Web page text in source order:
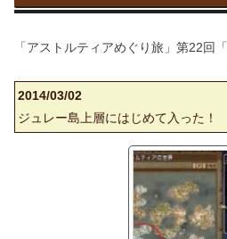
「アストルティアめぐり旅」第22回「
2014/03/02
ジュレー島上層にはじめて入った！